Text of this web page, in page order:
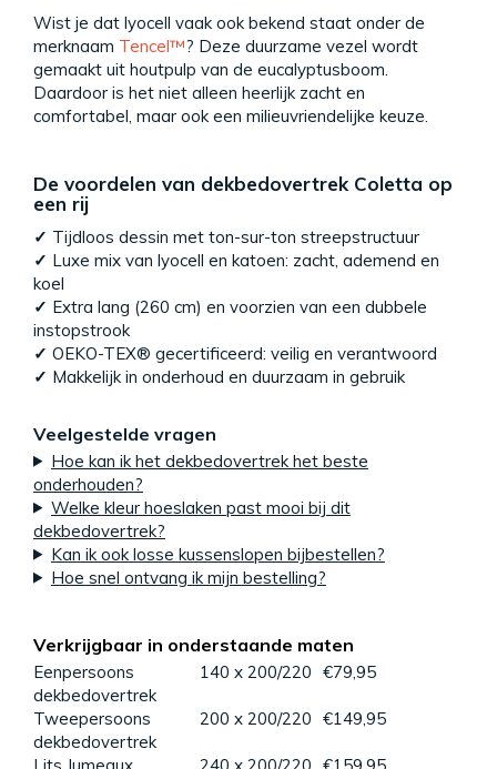
Wist je dat lyocell vaak ook bekend staat onder de
merknaam Tencel™? Deze duurzame vezel wordt
gemaakt uit houtpulp van de eucalyptusboom.
Daardoor is het niet alleen heerlijk zacht en
comfortabel, maar ook een milieuvriendelijke keuze.
De voordelen van dekbedovertrek Coletta op
een rij
✓ Tijdloos dessin met ton-sur-ton streepstructuur
✓ Luxe mix van lyocell en katoen: zacht, ademend en
koel
✓ Extra lang (260 cm) en voorzien van een dubbele
instopstrook
✓ OEKO-TEX® gecertificeerd: veilig en verantwoord
✓ Makkelijk in onderhoud en duurzaam in gebruik
Veelgestelde vragen
Hoe kan ik het dekbedovertrek het beste
onderhouden?
Welke kleur hoeslaken past mooi bij dit
dekbedovertrek?
Kan ik ook losse kussenslopen bijbestellen?
Hoe snel ontvang ik mijn bestelling?
Verkrijgbaar in onderstaande maten
Eenpersoons
dekbedovertrek
140 x 200/220 €79,95
Tweepersoons
dekbedovertrek
200 x 200/220 €149,95
Lits Jumeaux 240 x 200/220 €159,95